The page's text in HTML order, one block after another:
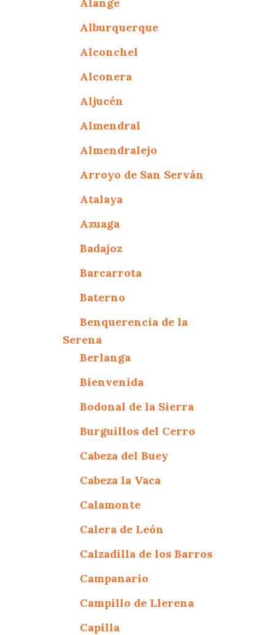
Alburquerque
Alconchel
Alconera
Aljucén
Almendral
Almendralejo
Arroyo de San Serván
Atalaya
Azuaga
Badajoz
Barcarrota
Baterno
Benquerencia de la
Serena
Berlanga
Bienvenida
Bodonal de la Sierra
Burguillos del Cerro
Cabeza del Buey
Cabeza la Vaca
Calamonte
Calera de León
Calzadilla de los Barros
Campanario
Campillo de Llerena
Capilla